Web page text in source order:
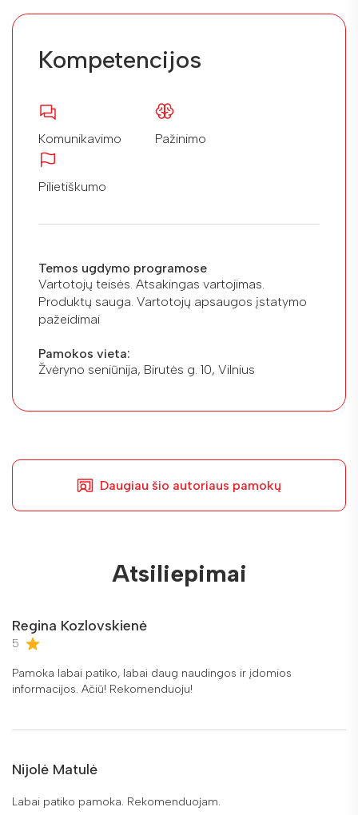
Kompetencijos
Komunikavimo Pažinimo
Pilietiškumo
Temos ugdymo programose
Vartotojų teisės. Atsakingas vartojimas.
Produktų sauga. Vartotojų apsaugos įstatymo
pažeidimai
Pamokos vieta:
Žvėryno seniūnija, Birutės g. 10, Vilnius
Daugiau šio autoriaus pamokų
Atsiliepimai
Regina Kozlovskienė
5
Pamoka labai patiko, labai daug naudingos ir įdomios
informacijos. Ačiū! Rekomenduoju!
Nijolė Matulė
Labai patiko pamoka. Rekomenduojam.